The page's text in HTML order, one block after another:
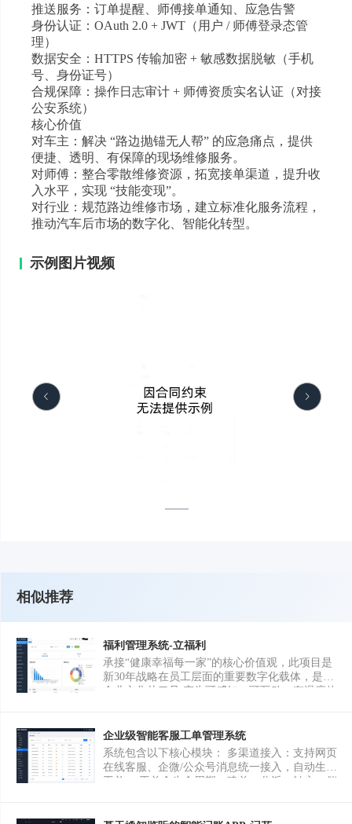
推送服务：订单提醒、师傅接单通知、应急告警
身份认证：OAuth 2.0 + JWT（用户 / 师傅登录态管
理）
数据安全：HTTPS 传输加密 + 敏感数据脱敏（手机
号、身份证号）
合规保障：操作日志审计 + 师傅资质实名认证（对接
公安系统）
核心价值
对车主：解决 “路边抛锚无人帮” 的应急痛点，提供
便捷、透明、有保障的现场维修服务。
对师傅：整合零散维修资源，拓宽接单渠道，提升收
入水平，实现 “技能变现”。
对行业：规范路边维修市场，建立标准化服务流程，
推动汽车后市场的数字化、智能化转型。
示例图片视频
相似推荐
福利管理系统-立福利
承接“健康幸福每一家”的核心价值观，此项目是
新30年战略在员工层面的重要数字化载体，是将
企业文化从口号 变为可感知、可互动、有温度体
千万福利预算，最终实现全过程、可视化、精准
化管理。本项目是实现费用可控、风险降低、效
益最大化的核心基 础设施；构建集团数字资产，
规避安全风险： 替换现有外部SaaS系统，实现本
和应用的重要抓手。
企业级智能客服工单管理系统
系统包含以下核心模块： 多渠道接入：支持网页
在线客服、企微/公众号消息统一接入，自动生成
工单。 工单全生命周期：建单、分派、转交、催